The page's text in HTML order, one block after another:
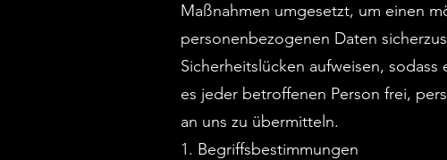
Maßnahmen umgesetzt, um einen
personenbezogenen Daten
Sicherheitslücken aufweisen,
es jeder betroffenen Person frei,
an uns zu übermitteln.
1. Begriffsbestimmungen